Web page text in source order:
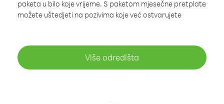
paketa u bilo koje vrijeme. S paketom mjesečne pretplate
možete uštedjeti na pozivima koje već ostvarujete
Više odredišta